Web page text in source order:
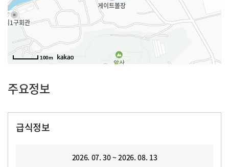
100m
주요정보
급식정보
2026. 07. 30 ~ 2026. 08. 13